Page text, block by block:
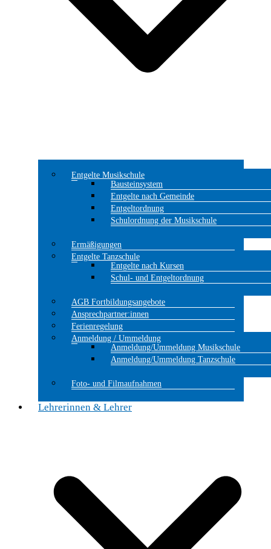
Entgelte Musikschule
Bausteinsystem
Entgelte nach Gemeinde
Entgeltordnung
Schulordnung der Musikschule
Ermäßigungen
Entgelte Tanzschule
Entgelte nach Kursen
Schul- und Entgeltordnung
AGB Fortbildungsangebote
Ansprechpartner:innen
Ferienregelung
Anmeldung / Ummeldung
Anmeldung/Ummeldung Musikschule
Anmeldung/Ummeldung Tanzschule
Foto- und Filmaufnahmen
Lehrerinnen & Lehrer